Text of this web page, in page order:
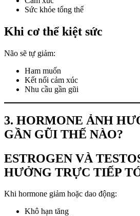
Sức khỏe tổng thể
Khi cơ thể kiệt sức
Não sẽ tự giảm:
Ham muốn
Kết nối cảm xúc
Nhu cầu gần gũi
3. HORMONE ẢNH
GẦN GŨI THẾ NÀO?
ESTROGEN VÀ
HƯỞNG TRỰC TIẾP
Khi hormone giảm hoặc dao động:
Khô hạn tăng